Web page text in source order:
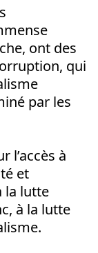
ont des
qui
par les
l’accès à
et
la lutte
à la lutte